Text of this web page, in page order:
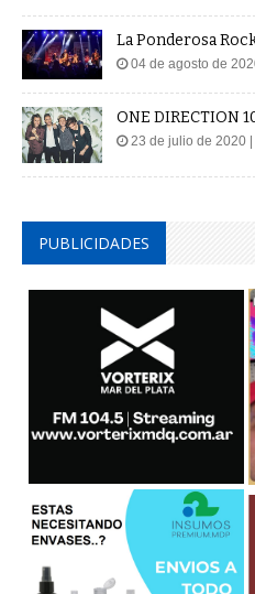
La Ponderosa
04 de agosto de
ONE DIRECTION
23 de julio de 2020 |
PUBLICIDADES